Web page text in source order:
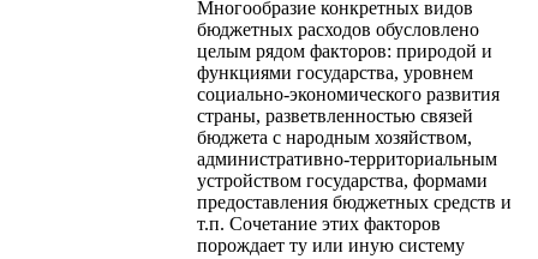
Многообразие конкретных видов
бюджетных расходов обусловлено
целым рядом факторов: природой и
функциями государства, уровнем
социально-экономического развития
страны, разветвленностью связей
бюджета с народным хозяйством,
административно-территориальным
устройством государства, формами
предоставления бюджетных средств и
т.п. Сочетание этих факторов
порождает ту или иную систему